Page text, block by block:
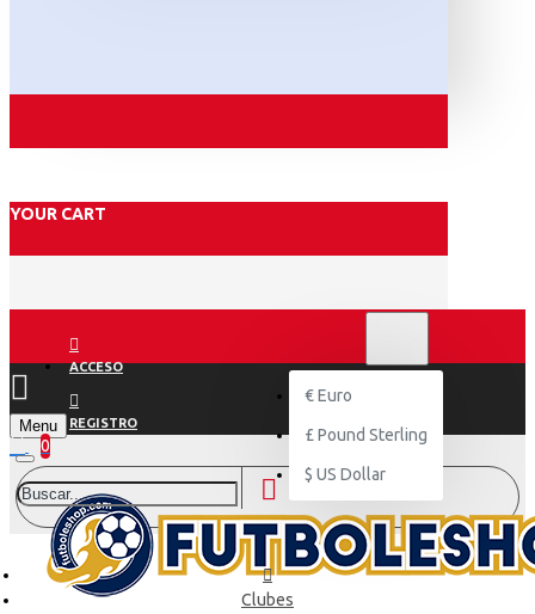
YOUR CART
ACCESO
REGISTRO
€ Euro
£ Pound Sterling
$ US Dollar
Menu
0
Clubes